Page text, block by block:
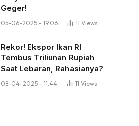
Geger!
05-06-2025 - 19.06 11 Views
Rekor! Ekspor Ikan RI
Tembus Triliunan Rupiah
Saat Lebaran, Rahasianya?
08-04-2025 - 11.44 11 Views